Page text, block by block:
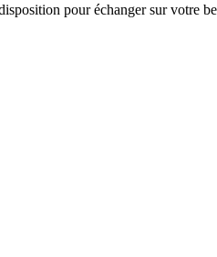
pour échanger sur votre